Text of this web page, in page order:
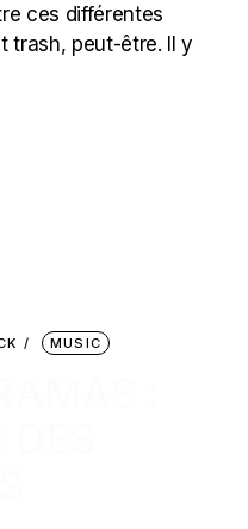
ces différentes
trash, peut-être. Il y
MUSIC